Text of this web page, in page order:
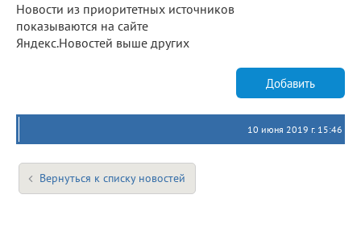
Новости из приоритетных источников
показываются на сайте
Яндекс.Новостей выше других
Добавить
10 июня 2019 г. 15:46
Вернуться к списку новостей